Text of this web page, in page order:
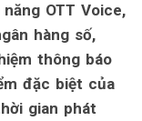
OTT Voice,
hàng số,
thông báo
đặc biệt của
gian phát